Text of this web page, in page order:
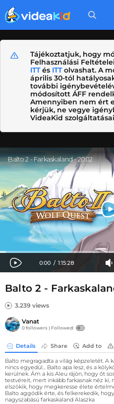
Tájékoztatjuk, hogy
Felhasználási
ITTés ITTolvashat. A
április 30-tól
további
módosított ÁFF
Amennyiben nem ért
kérjük, ne vegye
VideaKid
Balto 2 -
3.239 views
Vanat
0 followers | Followed:
Details Share Add to
Balto megragadta a világ képzeletét. A
nincs egyedül... Balto apa lesz, és a
kerülnek. Ám a kis Aleu rájön, hogy őt
testvéreit, mert inkább farkasnak néz
elszökik, hogy megkeresse élete
Balto aggódik érte, és felkerekedik,
nagyszabású farkaskaland Alaszka